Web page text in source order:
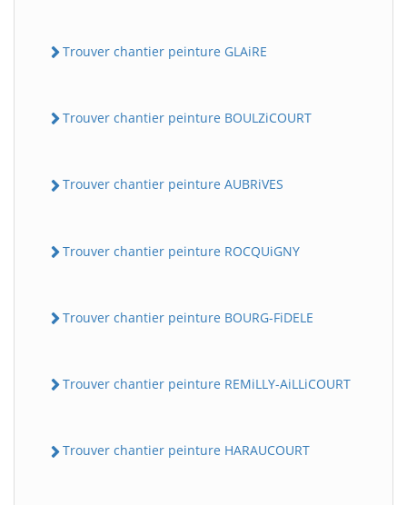
Trouver chantier peinture GLAiRE
Trouver chantier peinture BOULZiCOURT
Trouver chantier peinture AUBRiVES
Trouver chantier peinture ROCQUiGNY
Trouver chantier peinture BOURG-FiDELE
Trouver chantier peinture REMiLLY-AiLLiCOURT
Trouver chantier peinture HARAUCOURT